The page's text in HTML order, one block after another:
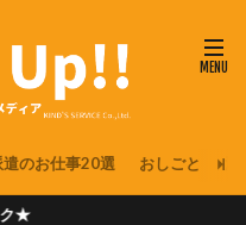
遣のお仕事20選 おしごと